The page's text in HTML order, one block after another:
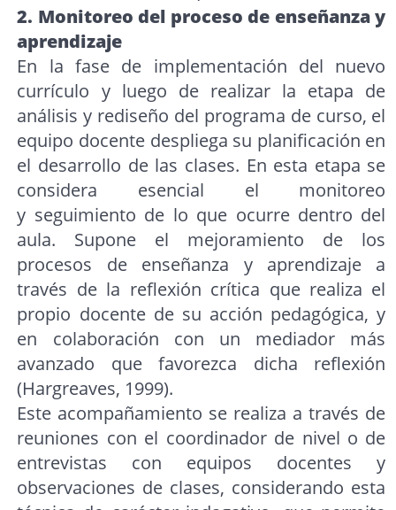
2. Monitoreo del proceso de enseñanza y
aprendizaje
En la fase de implementación del nuevo
currículo y luego de realizar la etapa de
análisis y rediseño del programa de curso, el
equipo docente despliega su planificación en
el desarrollo de las clases. En esta etapa se
considera esencial el monitoreo
y seguimiento de lo que ocurre dentro del
aula. Supone el mejoramiento de los
procesos de enseñanza y aprendizaje a
través de la reflexión crítica que realiza el
propio docente de su acción pedagógica, y
en colaboración con un mediador más
avanzado que favorezca dicha reflexión
(Hargreaves, 1999).
Este acompañamiento se realiza a través de
reuniones con el coordinador de nivel o de
entrevistas con equipos docentes y
observaciones de clases, considerando esta